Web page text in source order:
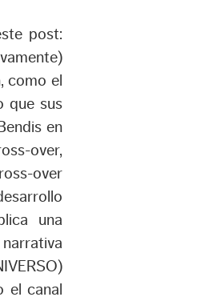
post:
como el
que sus
en
over,
over
una
el canal